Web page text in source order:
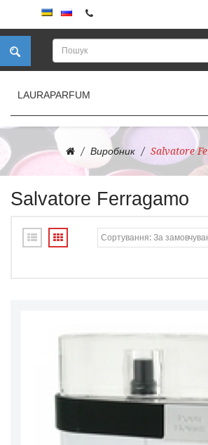
LAURAPARFUM
Виробник Salvatore
Salvatore Ferragamo